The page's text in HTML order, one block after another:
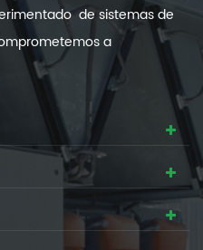
de sistemas de
a
industrial de alta